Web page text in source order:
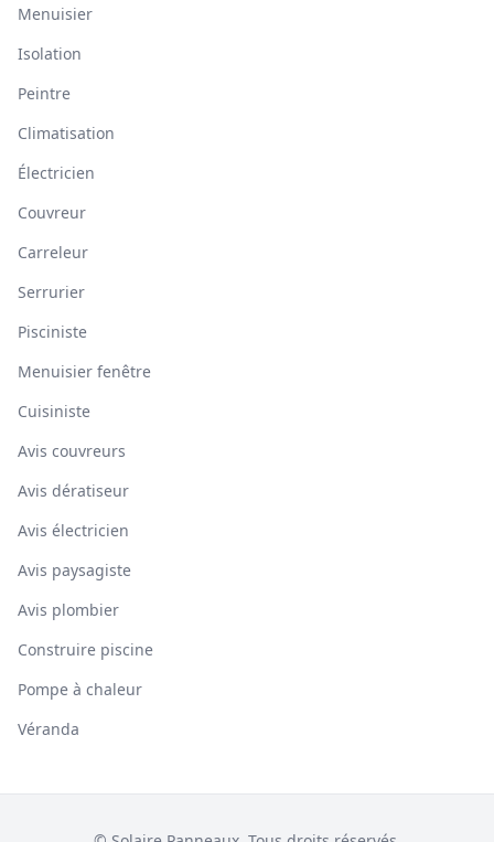
Menuisier
Isolation
Peintre
Climatisation
Électricien
Couvreur
Carreleur
Serrurier
Pisciniste
Menuisier fenêtre
Cuisiniste
Avis couvreurs
Avis dératiseur
Avis électricien
Avis paysagiste
Avis plombier
Construire piscine
Pompe à chaleur
Véranda